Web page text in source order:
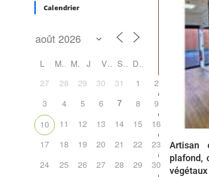
Artisan
plafond,
Calendrier
L M M J V S
D
27
28 29 30 31 1
2
3
4 5 6 7 8
9
10
11 12 13 14 15
16
17
18 19 20 21 22
23
24
25 26 27 28 29
30